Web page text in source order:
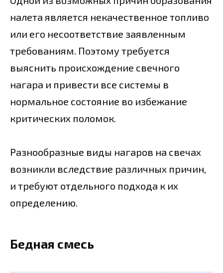
налета является некачественное топливо
или его несоответствие заявленным
требованиям. Поэтому требуется
выяснить происхождение свечного
нагара и привести все системы в
нормальное состояние во избежание
критических поломок.
Разнообразные виды нагаров на свечах
возникли вследствие различных причин,
и требуют отдельного подхода к их
определению.
Бедная смесь